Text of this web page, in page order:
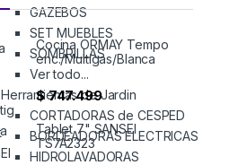
GAZEBOS
SET MUEBLES
SOMBRILLAS
Ver todo...
Herramientas de Jardin
CORTADORAS de CESPED
BORDEADORAS ELECTRICAS
HIDROLAVADORAS
Cocina ORMAY Tempo
enc./Multigas/Blanca
$747.499
Tablet 7" SANSEI
TS7A2323